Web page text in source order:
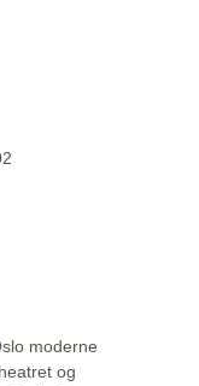
moderne
og